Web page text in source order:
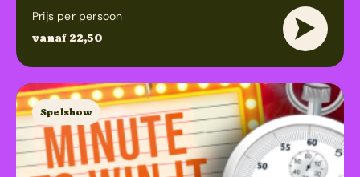
Prijs per persoon
vanaf 22,50
Spelshow